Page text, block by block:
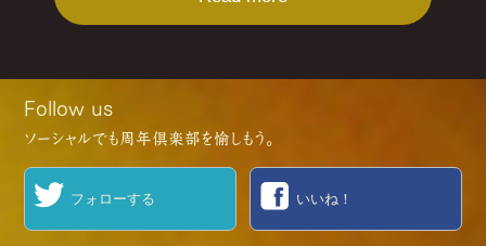
Follow us
ソーシャルでも周年倶楽部を愉しもう。
フォローする いいね！